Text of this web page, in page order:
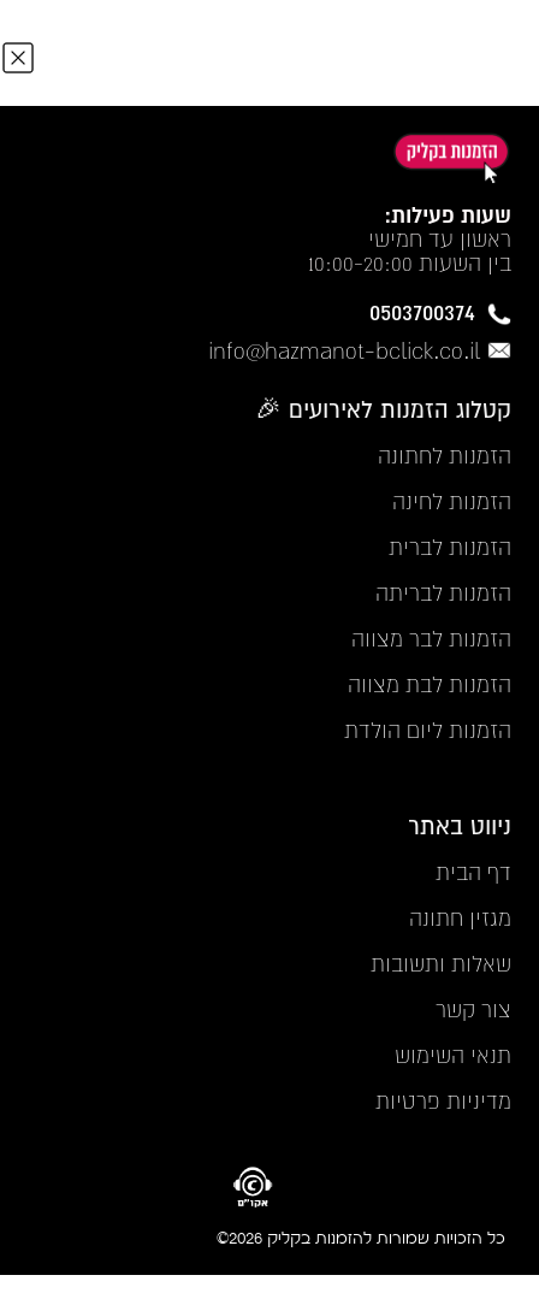
שעות פעילות:
ראשון עד חמישי
בין השעות 10:00-20:00
0503700374
info@hazmanot-bclick.co.il
קטלוג הזמנות לאירועים 🎉
הזמנות לחתונה
הזמנות לחינה
הזמנות לברית
הזמנות לבריתה
הזמנות לבר מצווה
הזמנות לבת מצווה
הזמנות ליום הולדת
ניווט באתר
דף הבית
מגזין חתונה
שאלות ותשובות
צור קשר
תנאי השימוש
מדיניות פרטיות
כל הזכויות שמורות להזמנות בקליק 2026©